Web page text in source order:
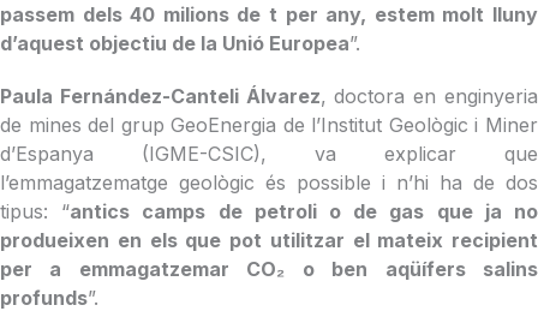
passem dels 40 milions de t per any, estem molt lluny
d’aquest objectiu de la Unió Europea”.
Paula Fernández-Canteli Álvarez, doctora en enginyeria
de mines del grup GeoEnergia de l’Institut Geològic i Miner
d’Espanya (IGME-CSIC), va explicar que
l’emmagatzematge geològic és possible i n’hi ha de dos
tipus: “antics camps de petroli o de gas que ja no
produeixen en els que pot utilitzar el mateix recipient
per a emmagatzemar CO₂ o ben aqüífers salins
profunds”.